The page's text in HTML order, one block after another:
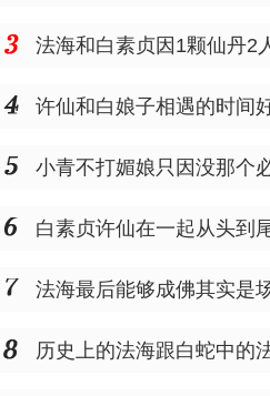
世了
法海和白素贞因1颗仙丹2
许仙和白娘子相遇的时间
小青不打媚娘只因没那个
白素贞许仙在一起从头到
法海最后能够成佛其实是
历史上的法海跟白蛇中的